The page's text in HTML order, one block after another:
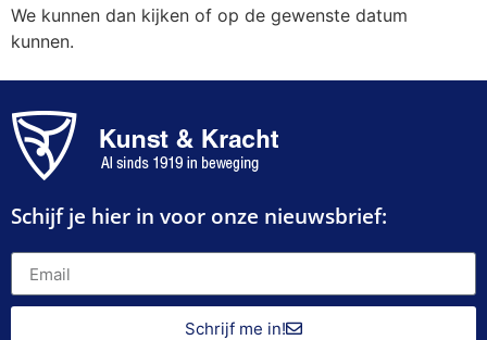
We kunnen dan kijken of op de gewenste datum
kunnen.
Schijf je hier in voor onze nieuwsbrief:
Schrijf me in!